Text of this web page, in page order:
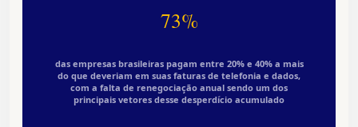
73%
das empresas brasileiras pagam entre 20% e 40% a mais
do que deveriam em suas faturas de telefonia e dados,
com a falta de renegociação anual sendo um dos
principais vetores desse desperdício acumulado